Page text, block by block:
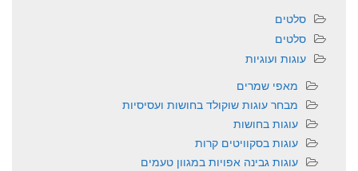
סלטים
סלטים
עוגות ועוגיות
מאפי שמרים
מבחר עוגות שוקולד בחושות ועסיסיות
עוגות בחושות
עוגות בסקוויטים קרות
עוגות גבינה אפויות במגוון טעמים